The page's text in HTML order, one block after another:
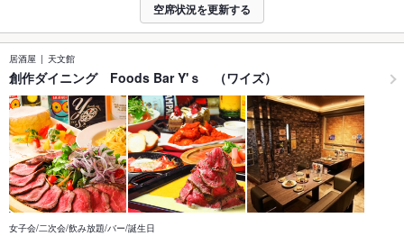
空席状況を更新する
居酒屋 天文館
創作ダイニング Foods Bar Y'ｓ （ワイズ）
女子会/二次会/飲み放題/バー/誕生日